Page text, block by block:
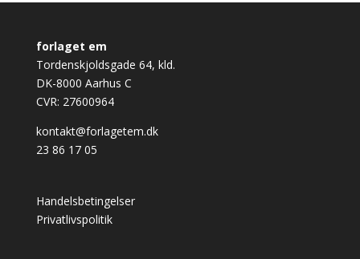
forlaget em
Tordenskjoldsgade 64, kld.
DK-8000 Aarhus C
CVR: 27600964
kontakt@forlagetem.dk
23 86 17 05
Handelsbetingelser
Privatlivspolitik